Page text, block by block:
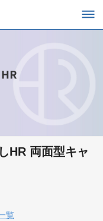
HR 両面型キャ
覧